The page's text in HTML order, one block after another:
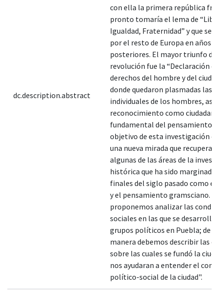
dc.description.abstract
con ella la primera república
pronto tomaría el lema de
Igualdad, Fraternidad” y que se
por el resto de Europa en años
posteriores. El mayor triunfo de
revolución fue la “Declaración
derechos del hombre y del
donde quedaron plasmadas las
individuales de los hombres, así
reconocimiento como
fundamental del pensamiento
objetivo de esta investigación
una nueva mirada que recupera
algunas de las áreas de la
histórica que ha sido marginada
finales del siglo pasado como
y el pensamiento gramsciano.
proponemos analizar las
sociales en las que se
grupos políticos en Puebla; de
manera debemos describir las
sobre las cuales se fundó la
nos ayudaran a entender el
político-social de la ciudad".